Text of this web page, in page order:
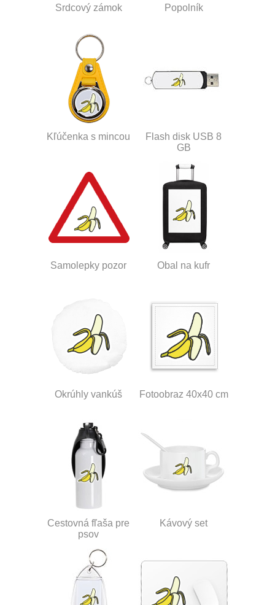
Srdcový zámok Popolník
Kľúčenka s mincou
Flash disk USB 8
GB
Samolepky pozor Obal na kufr
Okrúhly vankúš Fotoobraz 40x40 cm
Cestovná fľaša pre
psov
Kávový set